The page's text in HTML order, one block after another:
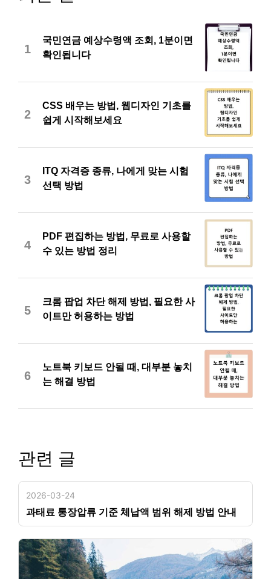
1
국민연금 예상수령액 조회, 1분이면
확인됩니다
2
CSS 배우는 방법, 웹디자인 기초를
쉽게 시작해보세요
3
ITQ 자격증 종류, 나에게 맞는 시험
선택 방법
4
PDF 편집하는 방법, 무료로 사용할
수 있는 방법 정리
5
크롬 팝업 차단 해제 방법, 필요한 사
이트만 허용하는 방법
6
노트북 키보드 안될 때, 대부분 놓치
는 해결 방법
관련 글
2026-03-24
과태료 통장압류 기준 체납액 범위 해제 방법 안내